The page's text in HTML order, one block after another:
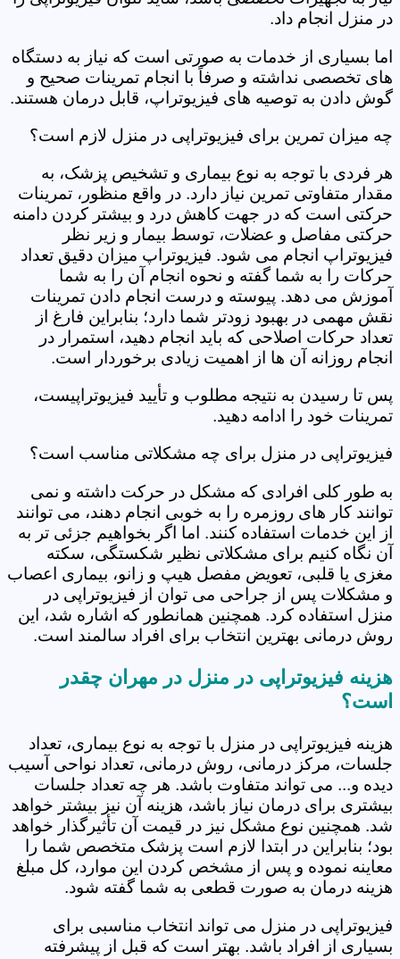
در منزل انجام داد.
اما بسیاری از خدمات به صورتی است که نیاز به دستگاه
های تخصصی نداشته و صرفاً با انجام تمرینات صحیح و
گوش دادن به توصیه های فیزیوتراپ، قابل درمان هستند.
چه میزان تمرین برای فیزیوتراپی در منزل لازم است؟
هر فردی با توجه به نوع بیماری و تشخیص پزشک، به
مقدار متفاوتی تمرین نیاز دارد. در واقع منظور، تمرینات
حرکتی است که در جهت کاهش درد و بیشتر کردن دامنه
حرکتی مفاصل و عضلات، توسط بیمار و زیر نظر
فیزیوتراپ انجام می شود. فیزیوتراپ میزان دقیق تعداد
حرکات را به شما گفته و نحوه انجام آن را به شما
آموزش می دهد. پیوسته و درست انجام دادن تمرینات
نقش مهمی در بهبود زودتر شما دارد؛ بنابراین فارغ از
تعداد حرکات اصلاحی که باید انجام دهید، استمرار در
انجام روزانه آن ها از اهمیت زیادی برخوردار است.
پس تا رسیدن به نتیجه مطلوب و تأیید فیزیوتراپیست،
تمرینات خود را ادامه دهید.
فیزیوتراپی در منزل برای چه مشکلاتی مناسب است؟
به طور کلی افرادی که مشکل در حرکت داشته و نمی
توانند کار های روزمره را به خوبی انجام دهند، می توانند
از این خدمات استفاده کنند. اما اگر بخواهیم جزئی تر به
آن نگاه کنیم برای مشکلاتی نظیر شکستگی، سکته
مغزی یا قلبی، تعویض مفصل هیپ و زانو، بیماری اعصاب
و مشکلات پس از جراحی می توان از فیزیوتراپی در
منزل استفاده کرد. همچنین همانطور که اشاره شد، این
روش درمانی بهترین انتخاب برای افراد سالمند است.
هزینه فیزیوتراپی در منزل در مهران چقدر
است؟
هزینه فیزیوتراپی در منزل با توجه به نوع بیماری، تعداد
جلسات، مرکز درمانی، روش درمانی، تعداد نواحی آسیب
دیده و... می تواند متفاوت باشد. هر چه تعداد جلسات
بیشتری برای درمان نیاز باشد، هزینه آن نیز بیشتر خواهد
شد. همچنین نوع مشکل نیز در قیمت آن تأثیرگذار خواهد
بود؛ بنابراین در ابتدا لازم است پزشک متخصص شما را
معاینه نموده و پس از مشخص کردن این موارد، کل مبلغ
هزینه درمان به صورت قطعی به شما گفته شود.
فیزیوتراپی در منزل می تواند انتخاب مناسبی برای
بسیاری از افراد باشد. بهتر است که قبل از پیشرفته